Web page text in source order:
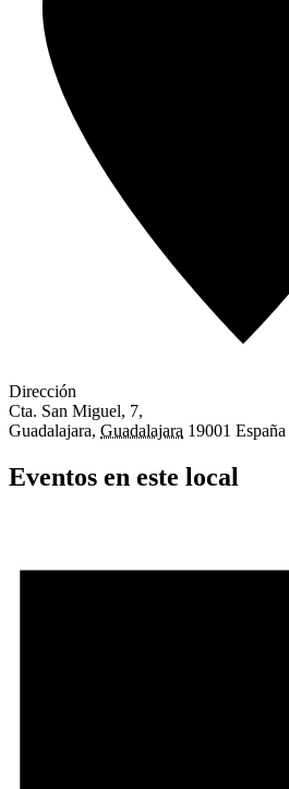
Dirección
Cta. San Miguel, 7,
Guadalajara, Guadalajara 19001 España
Eventos en este local